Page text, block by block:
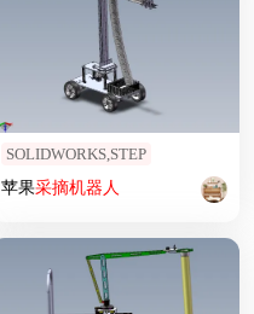
SOLIDWORKS,STEP
苹果采摘机器人